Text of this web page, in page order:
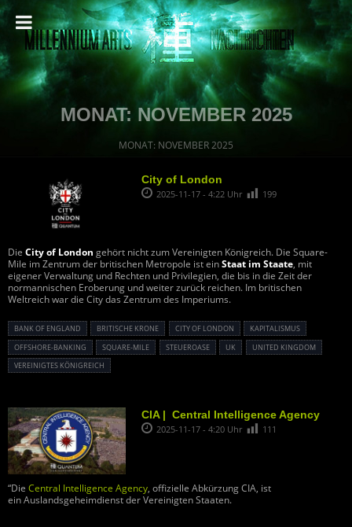
MONAT: NOVEMBER 2025
MONAT: NOVEMBER 2025
City of London
2025-11-17 - 4:22 Uhr 199
Die City of London gehört nicht zum Vereinigten Königreich. Die Square-
Mile im Zentrum der britischen Metropole ist einStaat im Staate, mit
eigener Verwaltung und Rechten und Privilegien, die bis in die Zeit der
normannischen Eroberung und weiter zurück reichen. Im britischen
Weltreich war die City das Zentrum des Imperiums.
BANK OF ENGLAND BRITISCHE KRONE CITY OF LONDON
KAPITALISMUS
OFFSHORE-BANKING
SQUARE-MILE STEUEROASE UK
UNITED KINGDOM
VEREINIGTES KÖNIGREICH
CIA | Central Intelligence Agency
2025-11-17 - 4:20 Uhr 111
“Die Central Intelligence Agency, offizielle Abkürzung CIA, ist
ein Auslandsgeheimdienst der Vereinigten Staaten.